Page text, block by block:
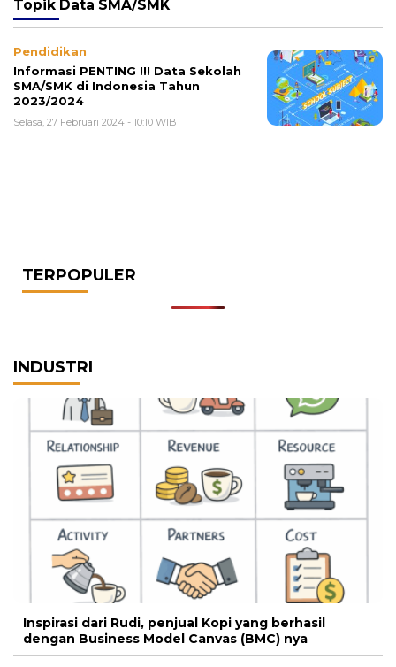
Topik Data SMA/SMK
Pendidikan
Informasi PENTING !!! Data Sekolah
SMA/SMK di Indonesia Tahun
2023/2024
Selasa, 27 Februari 2024 - 10:10 WIB
TERPOPULER
INDUSTRI
Inspirasi dari Rudi, penjual Kopi yang berhasil
dengan Business Model Canvas (BMC) nya